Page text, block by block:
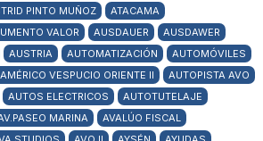
PINTO MUÑOZ
ATACAMA
VALOR AUSDAUER
AUSDAWER
AUSTRIA AUTOMATIZACIÓN
AUTOMÓVILES
VESPUCIO ORIENTE II
AUTOPISTA AVO
AUTOS ELECTRICOS
AUTOTUTELAJE
MARINA
AVALÚO FISCAL